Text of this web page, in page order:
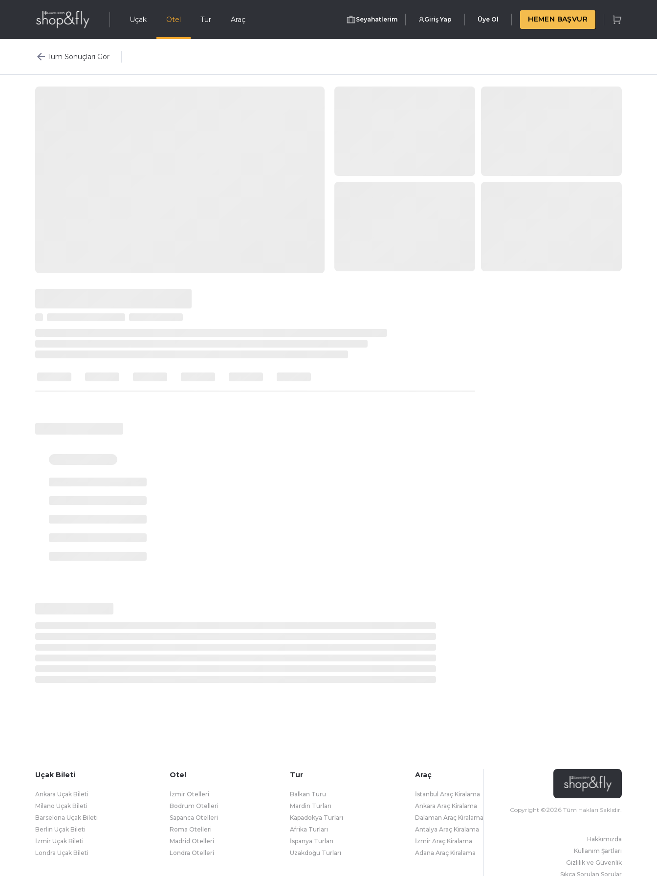
Uçak Otel Tur Araç Seyahatlerim Giriş Yap Üye Ol HEMEN BAŞVUR
Tüm Sonuçları Gör
Uçak Bileti
Ankara Uçak Bileti
Milano Uçak Bileti
Barselona Uçak Bileti
Berlin Uçak Bileti
İzmir Uçak Bileti
Londra Uçak Bileti
Otel
İzmir Otelleri
Bodrum Otelleri
Sapanca Otelleri
Roma Otelleri
Madrid Otelleri
Londra Otelleri
Tur
Balkan Turu
Mardin Turları
Kapadokya Turları
Afrika Turları
İspanya Turları
Uzakdoğu Turları
Araç
İstanbul Araç Kiralama
Ankara Araç Kiralama
Dalaman Araç Kiralama
Antalya Araç Kiralama
İzmir Araç Kiralama
Adana Araç Kiralama
Copyright ©2026 Tüm Hakları Saklıdır.
Hakkımızda
Kullanım Şartları
Gizlilik ve Güvenlik
Sıkça Sorulan Sorular